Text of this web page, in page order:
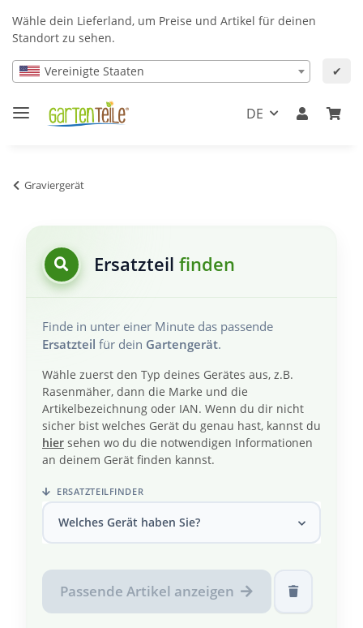
Wähle dein Lieferland, um Preise und Artikel für deinen
Standort zu sehen.
Vereinigte Staaten ✔
DE
Graviergerät
Ersatzteil finden
Finde in unter einer Minute das passende
Ersatzteil für dein Gartengerät.
Wähle zuerst den Typ deines Gerätes aus, z.B.
Rasenmäher, dann die Marke und die
Artikelbezeichnung oder IAN. Wenn du dir nicht
sicher bist welches Gerät du genau hast, kannst du
hier sehen wo du die notwendigen Informationen
an deinem Gerät finden kannst.
ERSATZTEILFINDER
Welches Gerät haben Sie?
Passende Artikel anzeigen